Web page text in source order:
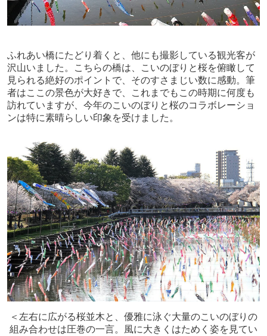
ふれあい橋にたどり着くと、他にも撮影している観光客が
沢山いました。こちらの橋は、こいのぼりと桜を俯瞰して
見られる絶好のポイントで、そのすさまじい数に感動。筆
者はここの景色が大好きで、これまでもこの時期に何度も
訪れていますが、今年のこいのぼりと桜のコラボレーショ
ンは特に素晴らしい印象を受けました。
＜左右に広がる桜並木と、優雅に泳ぐ大量のこいのぼりの
組み合わせは圧巻の一言。風に大きくはためく姿を見てい